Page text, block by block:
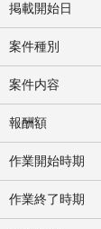
掲載開始日
案件種別
案件内容
報酬額
作業開始時期
作業終了時期